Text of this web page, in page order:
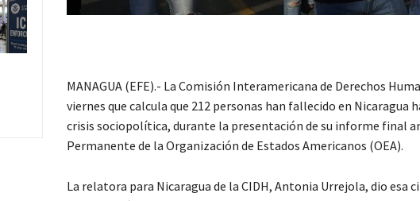
MANAGUA (EFE).- La Comisión Interamericana de Derechos
viernes que calcula que 212 personas han fallecido en Nicaragua
crisis sociopolítica, durante la presentación de su informe final
Permanente de la Organización de Estados Americanos (OEA).
La relatora para Nicaragua de la CIDH, Antonia Urrejola, dio esa